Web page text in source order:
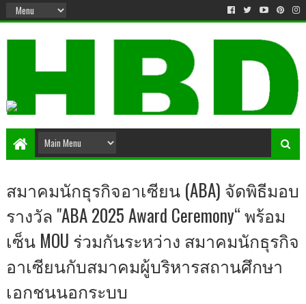
สมาคมนักธุรกิจอาเซียน (ABA) จัดพิธีมอบ
รางวัล "ABA 2025 Award Ceremony“ พร้อม
เซ็น MOU ร่วมกันระหว่าง สมาคมนักธุรกิจ
อาเซียนกับสมาคมผู้บริหารสถานศึกษา
เอกชนนอกระบบ